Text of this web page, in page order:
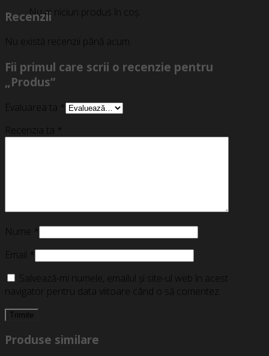
Nu ai niciun produs în coș.
Recenzii
Nu există recenzii până acum.
Fii primul care scrii o recenzie pentru
„Produs”
Evaluarea ta *
Recenzia ta *
Nume *
Email *
Salvează-mi numele, emailul și site-ul web în acest
navigator pentru data viitoare când o să comentez.
Produse similare